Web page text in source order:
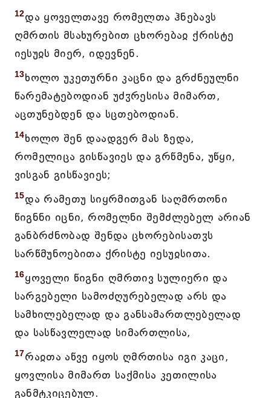
12და ყოველთავე რომელთა ჰნებავს
ღმრთის მსახურებით ცხორებაჲ ქრისტე
იესუჲს მიერ, იდევნენ.
13ხოლო უკეთურნი კაცნი და გრძნეულნი
წარემატებოდიან უძჳრესისა მიმართ,
აცთუნებდენ და სცთებოდიან.
14ხოლო შენ დაადგერ მას ზედა,
რომელიცა გისწავიეს და გრწმენა, უწყი,
ვისგან გისწავიეს;
15და რამეთუ სიყრმითგან საღმრთონი
წიგნნი იცნი, რომელნი შემძლებელ არიან
განბრძნობად შენდა ცხორებისათჳს
სარწმუნოებითა ქრისტე იესუჲსითა.
16ყოველი წიგნი ღმრთივ სულიერი და
სარგებელი სამოძღურებელად არს და
სამხილებელად და განსამართლებელად
და სასწავლელად სიმართლისა,
17რაჲთა აწვე იყოს ღმრთისა იგი კაცი,
ყოვლისა მიმართ საქმისა კეთილისა
განმტკიცებულ.